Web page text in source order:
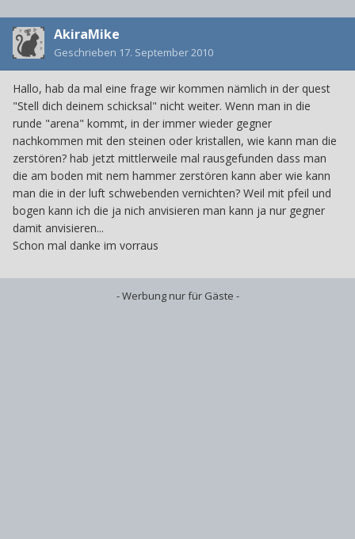
AkiraMike
Geschrieben 17. September 2010
Hallo, hab da mal eine frage wir kommen nämlich in der quest
"Stell dich deinem schicksal" nicht weiter. Wenn man in die
runde "arena" kommt, in der immer wieder gegner
nachkommen mit den steinen oder kristallen, wie kann man die
zerstören? hab jetzt mittlerweile mal rausgefunden dass man
die am boden mit nem hammer zerstören kann aber wie kann
man die in der luft schwebenden vernichten? Weil mit pfeil und
bogen kann ich die ja nich anvisieren man kann ja nur gegner
damit anvisieren...
Schon mal danke im vorraus
- Werbung nur für Gäste -